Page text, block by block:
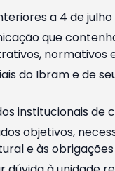
a 4 de
que
normativos
do Ibram e de
institucionais de
objetivos,
e às